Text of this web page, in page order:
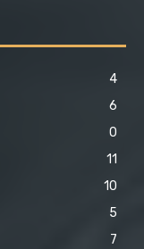
4
6
0
11
10
5
7